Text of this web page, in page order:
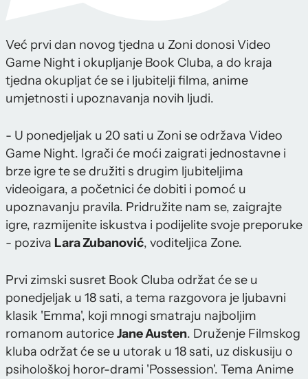
Već prvi dan novog tjedna u Zoni donosi Video
Game Night i okupljanje Book Cluba, a do kraja
tjedna okupljat će se i ljubitelji filma, anime
umjetnosti i upoznavanja novih ljudi.
- U ponedjeljak u 20 sati u Zoni se održava Video
Game Night. Igrači će moći zaigrati jednostavne i
brze igre te se družiti s drugim ljubiteljima
videoigara, a početnici će dobiti i pomoć u
upoznavanju pravila. Pridružite nam se, zaigrajte
igre, razmijenite iskustva i podijelite svoje preporuke
- poziva Lara Zubanović, voditeljica Zone.
Prvi zimski susret Book Cluba održat će se u
ponedjeljak u 18 sati, a tema razgovora je ljubavni
klasik 'Emma', koji mnogi smatraju najboljim
romanom autoriceJane Austen. Druženje Filmskog
kluba održat će se u utorak u 18 sati, uz diskusiju o
psihološkoj horor-drami 'Possession'. Tema Anime